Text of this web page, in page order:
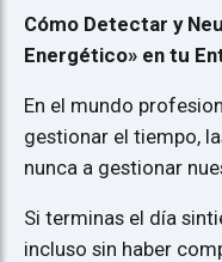
Cómo Detectar y
Energético» en tu
En el mundo
gestionar el tiempo,
nunca a gestionar
Si terminas el día
incluso sin haber